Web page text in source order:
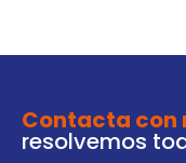
Contacta con
resolvemos